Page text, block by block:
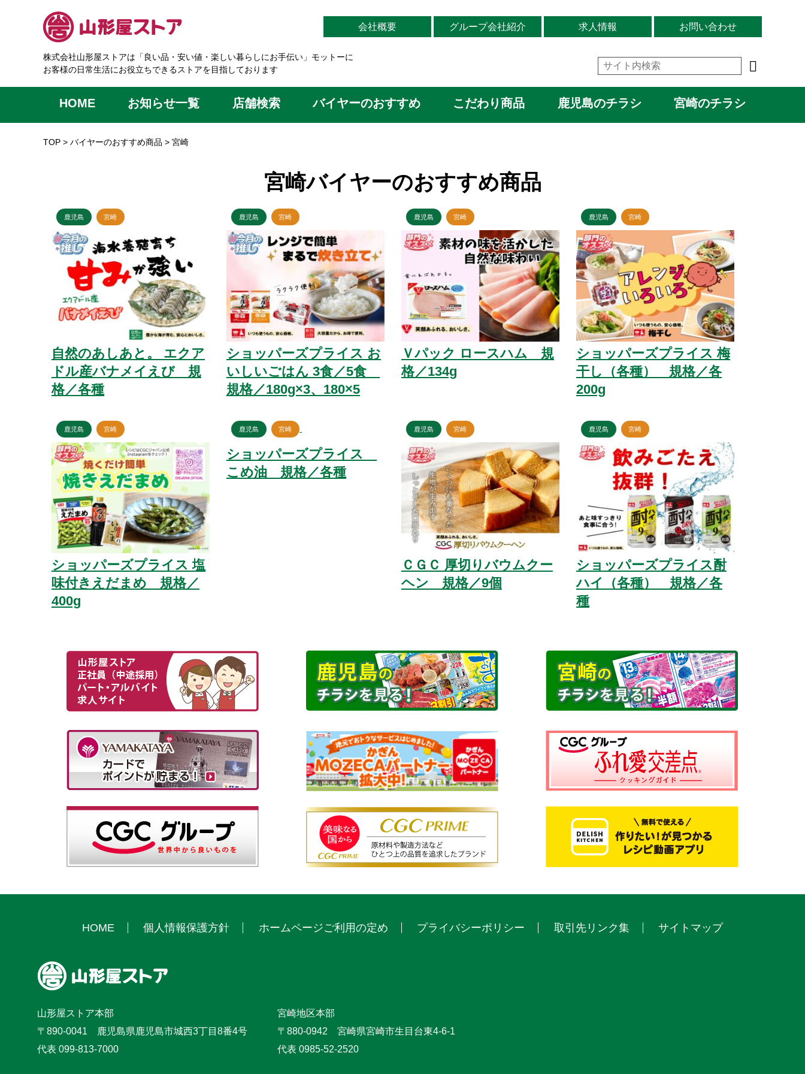
会社概要 グループ会社紹介 求人情報 お問い合わせ
株式会社山形屋ストアは「良い品・安い値・楽しい暮らしにお手伝い」モットーに
お客様の日常生活にお役立ちできるストアを目指しております
HOME お知らせ一覧 店舗検索 バイヤーのおすすめ こだわり商品 鹿児島のチラシ 宮崎のチラシ
TOP > バイヤーのおすすめ商品 > 宮崎
宮崎バイヤーのおすすめ商品
鹿児島 宮崎
自然のあしあと。 エクア
ドル産バナメイえび 規
格／各種
鹿児島 宮崎
ショッパーズプライス お
いしいごはん 3食／5食
規格／180g×3、180×5
鹿児島 宮崎
Ｖパック ロースハム 規
格／134g
鹿児島 宮崎
ショッパーズプライス 梅
干し（各種） 規格／各
200g
鹿児島 宮崎
ショッパーズプライス 塩
味付きえだまめ 規格／
400g
鹿児島 宮崎
ショッパーズプライス
こめ油 規格／各種
鹿児島 宮崎
ＣＧＣ 厚切りバウムクー
ヘン 規格／9個
鹿児島 宮崎
ショッパーズプライス酎
ハイ（各種） 規格／各
種
HOME 個人情報保護方針 ホームページご利用の定め プライバシーポリシー 取引先リンク集 サイトマップ
山形屋ストア本部
〒890-0041 鹿児島県鹿児島市城西3丁目8番4号
代表 099-813-7000
宮崎地区本部
〒880-0942 宮崎県宮崎市生目台東4-6-1
代表 0985-52-2520